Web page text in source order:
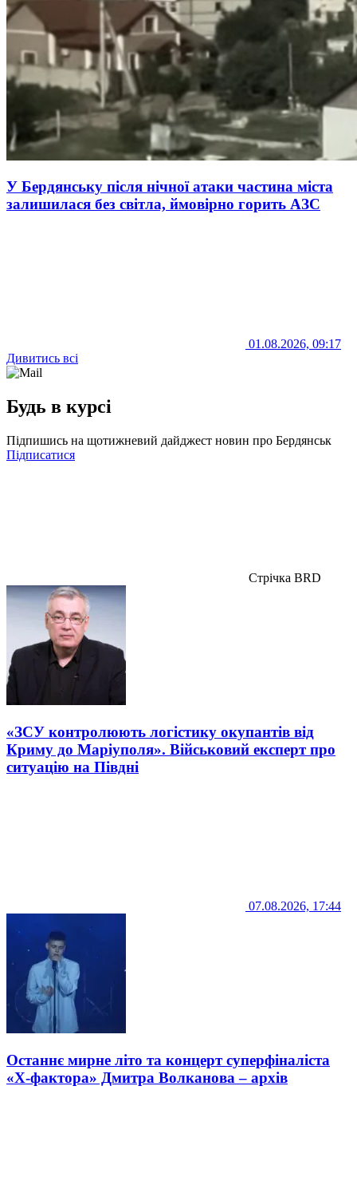
У Бердянську після нічної атаки частина міста
залишилася без світла, ймовірно горить АЗС
01.08.2026, 09:17
Дивитись всі
Будь в курсі
Підпишись на щотижневий дайджест новин про Бердянськ
Підписатися
Стрічка BRD
«ЗСУ контролюють логістику окупантів від
Криму до Маріуполя». Військовий експерт про
ситуацію на Півдні
07.08.2026, 17:44
Останнє мирне літо та концерт суперфіналіста
«Х-фактора» Дмитра Волканова – архів